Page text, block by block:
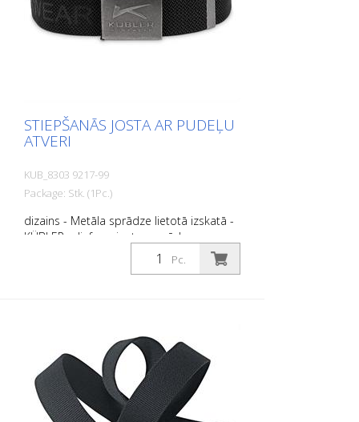
STIEPŠANĀS JOSTA AR PUDEĻU
ATVERI
KUB_8303 9217-99
Package: Stk. (1Pc.)
dizains - Metāla sprādze lietotā izskatā -
KÜBLER reljefs uz jostas sprādzes un
siksnas Funkcija - Aizdare ar integrētu
pudeļu atvērēju - Somas siksna ar augstu
Pc.